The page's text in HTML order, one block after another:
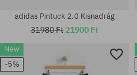
Elérhető méretek:
adidas Pintuck 2.0 Kisnadrág
31980 Ft 21900 Ft
New
-5%